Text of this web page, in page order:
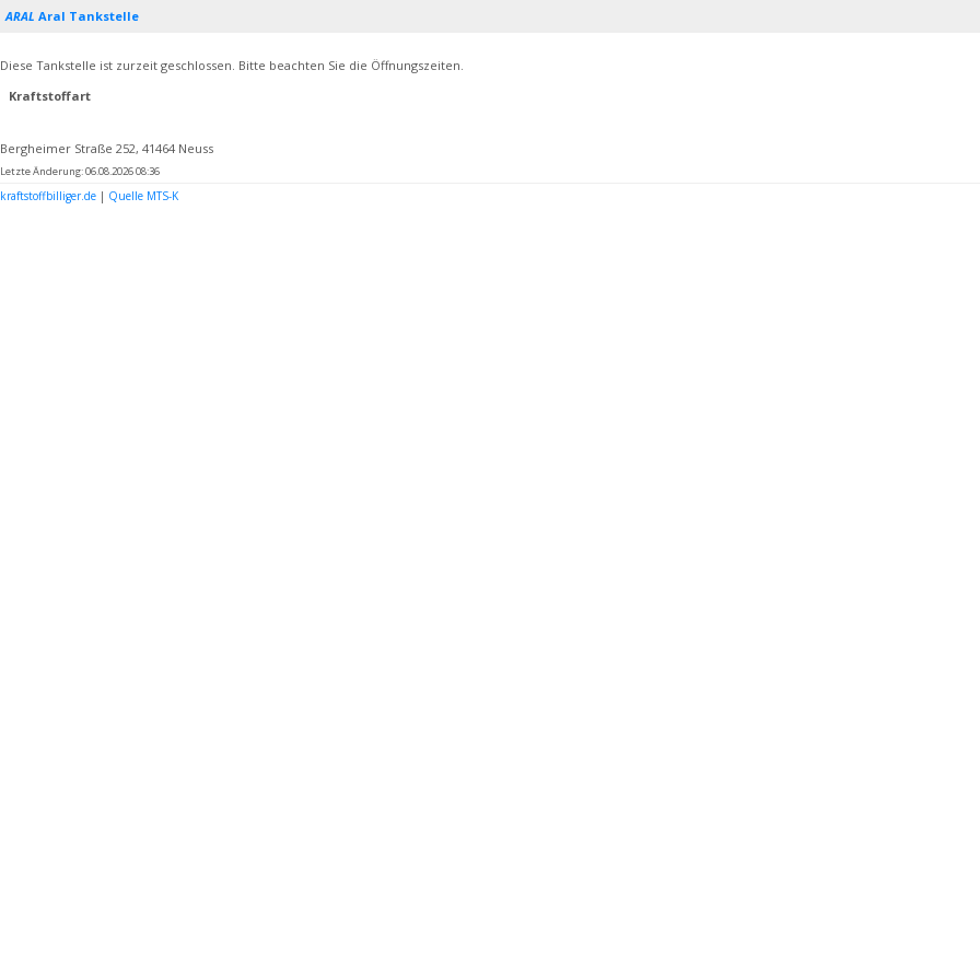
ARAL Aral Tankstelle
Diese Tankstelle ist zurzeit geschlossen. Bitte beachten Sie die Öffnungszeiten.
Kraftstoffart
Bergheimer Straße 252, 41464 Neuss
Letzte Änderung: 06.08.2026 08:36
kraftstoffbilliger.de | Quelle MTS-K